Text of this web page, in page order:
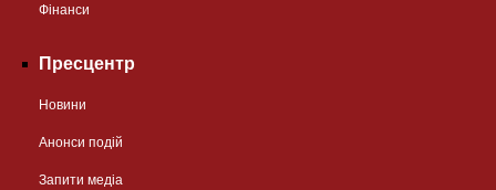
Фінанси
Пресцентр
Новини
Анонси подій
Запити медіа